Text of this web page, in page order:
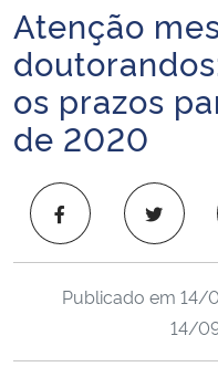
Ministério da Infraestrutura
Ministério da Agricultura,
Ministério da Educação
Ministério da Cidadania
Ministério da Saúde
Ministério de Minas e Energia
Início do conteúdo
Atenção
os prazos
de 2020
Publicado em 14/
14/